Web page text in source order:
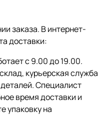
заказа. В интернет-
доставки:
с 9.00 до 19.00.
курьерская служба
Специалист
время доставки и
упаковку на